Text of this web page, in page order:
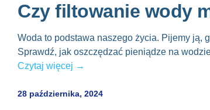
Czy filtowanie wody
Woda to podstawa naszego życia. Pijemy ją,
Sprawdź, jak oszczędzać pieniądze na
Czytaj więcej →
28 października, 2024